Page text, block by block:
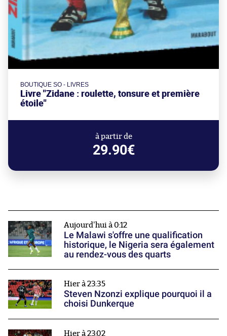
BOUTIQUE SO - LIVRES
Livre "Zidane : roulette, tonsure et première
étoile"
à partir de
29.90€
Aujourd'hui à 0:12
Le Malawi s'offre une qualification
historique, le Nigeria sera également
au rendez-vous des quarts
Hier à 23:35
Steven Nzonzi explique pourquoi il a
choisi Dunkerque
Hier à 23:02